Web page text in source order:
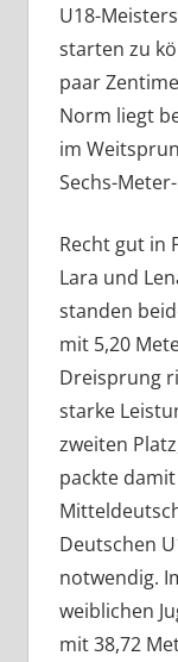
U18-
starten zu
paar
Norm liegt
im
Sechs-
Recht gut in
Lara und
standen
mit 5,20
Dreisprung
starke
zweiten
packte
Deutschen
notwendig.
weiblichen
mit 38,72